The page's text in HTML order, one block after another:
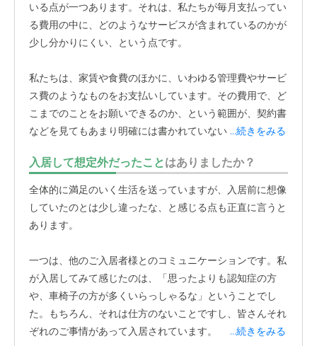
見学の際、施設の中を案内していただいていると、すれ違
うスタッフの方が皆さん、私たちに「こんにちは」と明る
対応してくださる姿を見て、「ああ、ここは良い方たちが
働いているんだな」と安心しました。
入居してからもその印象は全く変わりません。「いい子ば
皆さん親切です。困ったことがあって声をかけても嫌な顔
らしの中で心を温めてくれます。
施設での生活は、結局のところ「人」との関わりが一番大
こで働く人たちの対応が冷たかったり、無関心だったりし
たら、心穏やかには過ごせません。入居してから今まで、
スタッフの方のことで何か問題を感じたことは一度もな
く、この点については心から満足しています。日々の生活
の中で、食事は大きな楽しみの一つです。ここのお食事
いる点が一つあります。それは、私たちが毎月支払ってい
る費用の中に、どのようなサービスが含まれているのかが
少し分かりにくい、という点です。
私たちは、家賃や食費のほかに、いわゆる管理費やサービ
ス費のようなものをお支払いしています。その費用で、ど
こまでのことをお願いできるのか、という範囲が、契約書
などを見てもあまり明確には書かれていないように感じる
例えば、日常生活の中で「ちょっとこれを手伝ってほしい
な」と思う瞬間があります。もちろん、ヘルパーさんを個
人的にお願いすれば、掃除やお風呂の介助など、様々なこ
でも、 「このくらいの頼みごとなら、もしかしたら元々支
払っているサービス費の範囲内でやってもらえるのか
な？」「いや、これは追加料金が発生するのかな？」と、
迷ってしまうことがあるのです。施設のスタッフの方に直
...続きをみる
入居して想定外だったことはありましたか？
全体的に満足のいく生活を送っていますが、入居前に想像
していたのとは少し違ったな、と感じる点も正直に言うと
あります。
一つは、他のご入居者様とのコミュニケーションです。私
が入居してみて感じたのは、「思ったよりも認知症の方
や、車椅子の方が多くいらっしゃるな」ということでし
た。もちろん、それは仕方のないことですし、皆さんそれ
ぞれのご事情があって入居されています。
...続きをみる